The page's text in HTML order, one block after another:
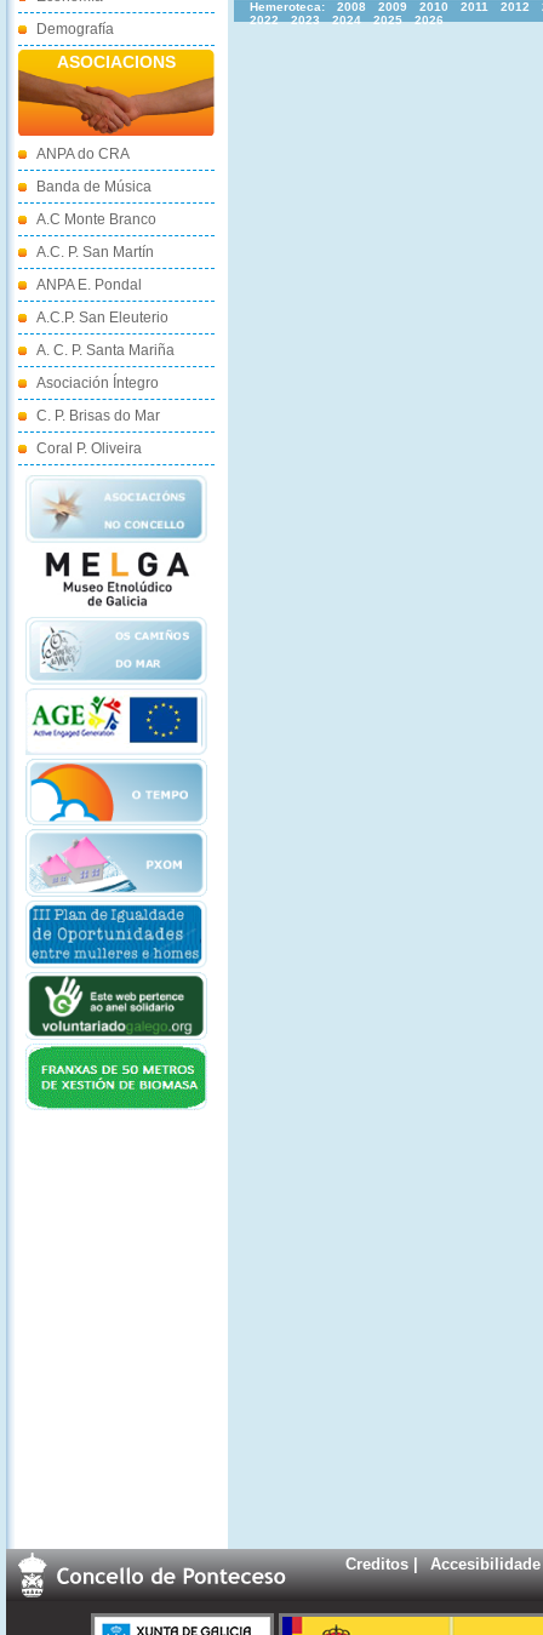
Demografía
ASOCIACIONS
ANPA do CRA
Banda de Música
A.C Monte Branco
A.C. P. San Martín
ANPA E. Pondal
A.C.P. San Eleuterio
A. C. P. Santa Mariña
Asociación Íntegro
C. P. Brisas do Mar
Coral P. Oliveira
Hemeroteca: 2008 2009 2010 2011 2012
2022
2023 2024 2025 2026
Creditos| Accesibilidade